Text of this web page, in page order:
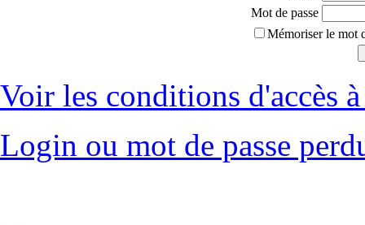
Mot de passe
Mémoriser le mot
Voir les conditions d'accès
Login ou mot de passe